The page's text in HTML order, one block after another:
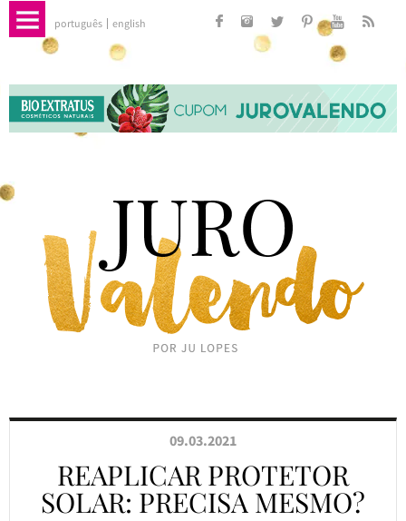
português english
09.03.2021
REAPLICAR PROTETOR
SOLAR: PRECISA MESMO?